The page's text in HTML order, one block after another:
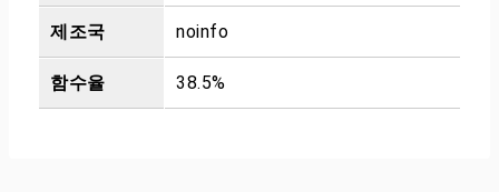
제조국 noinfo
함수율 38.5%